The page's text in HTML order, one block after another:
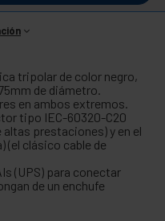
tripolar de color negro,
de diámetro.
en ambos extremos.
tipo IEC-60320-C20
altas prestaciones) y en el
(el clásico cable de
(UPS) para conectar
de un enchufe